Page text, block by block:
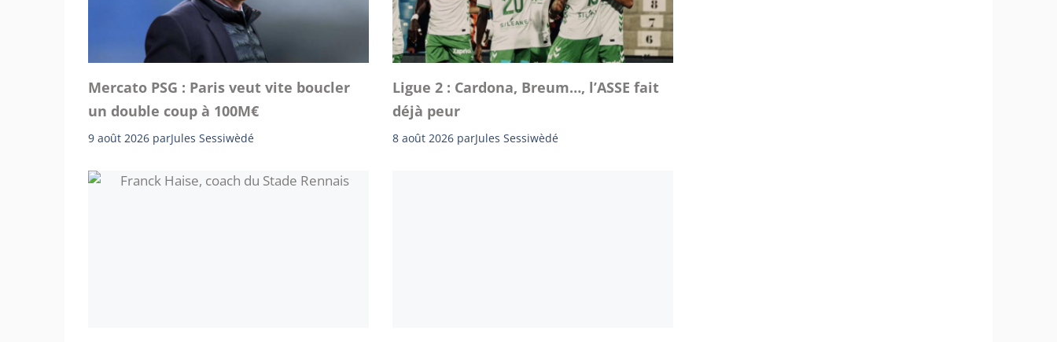
Mercato PSG : Paris veut vite boucler
un double coup à 100M€
9 août 2026 parJules Sessiwèdé
Ligue 2 : Cardona, Breum…, l’ASSE fait
déjà peur
8 août 2026 parJules Sessiwèdé